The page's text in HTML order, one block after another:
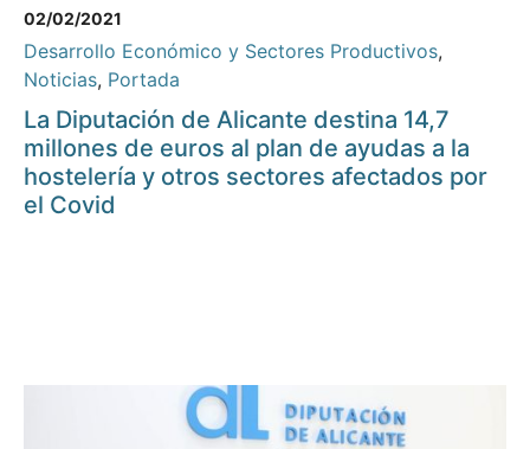
02/02/2021
Desarrollo Económico y Sectores Productivos,
Noticias, Portada
La Diputación de Alicante destina 14,7
millones de euros al plan de ayudas a la
hostelería y otros sectores afectados por
el Covid